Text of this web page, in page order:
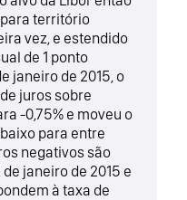
território
vez, e estendido
de 1 ponto
janeiro de 2015, o
juros sobre
-0,75% e moveu o
para entre
negativos são
janeiro de 2015 e
à taxa de